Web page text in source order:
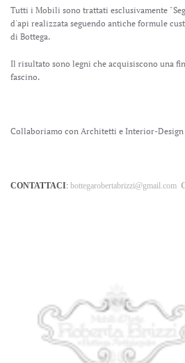
Tutti i Mobili sono trattati esclusivamente
d'api realizzata seguendo antiche formule
di Bottega.
Il risultato sono legni che acquisiscono una
fascino.
Collaboriamo con Architetti e Interior-Design
CONTATTACI: bottegarobertabrizzi@gmail.com